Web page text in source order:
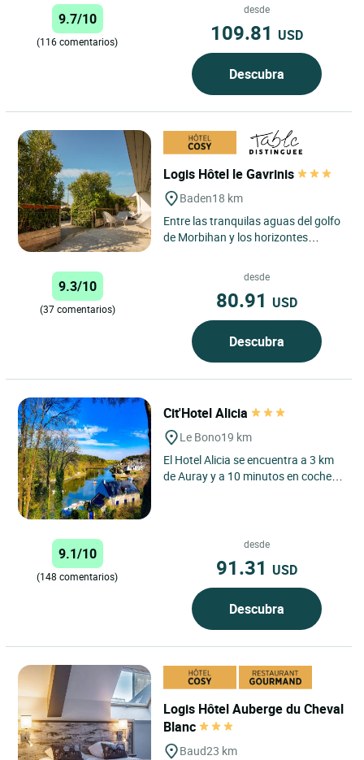
momento único. ...
9.7/10
(116 comentarios)
desde
109.81 USD
Descubra
Logis Hôtel le Gavrinis
Baden18 km
Entre las tranquilas aguas del golfo
de Morbihan y los horizontes
Quiberon, el Hotel-Restaurante...
9.3/10
(37 comentarios)
desde
80.91 USD
Descubra
Cit'Hotel Alicia
Le Bono19 km
El Hotel Alicia se encuentra a 3 km
de Auray y a 10 minutos en coche
9.1/10
(148 comentarios)
desde
91.31 USD
Descubra
Logis Hôtel Auberge du Cheval
Blanc
Baud23 km